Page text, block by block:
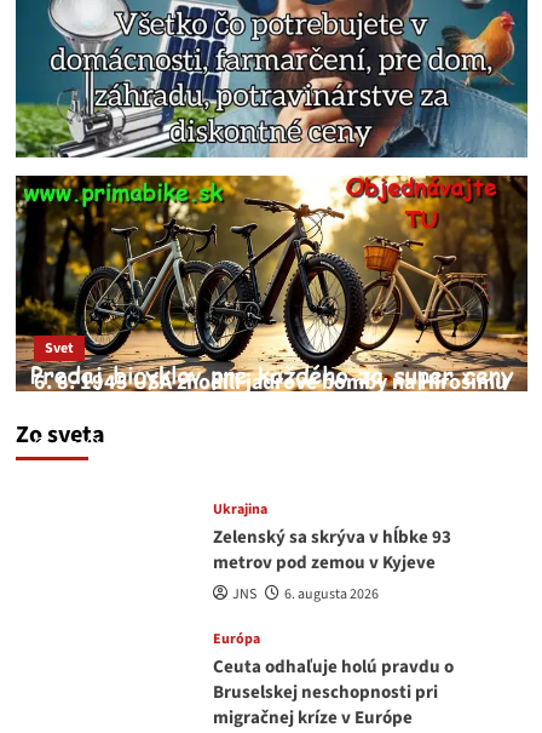
Zo sveta
Svet
6. 8. 1945 USA zhodili jadrové bomby na Hirošimu
JNS
Ukrajina
Zelenský sa skrýva v hĺbke 93
metrov pod zemou v Kyjeve
JNS 6. augusta 2026
Európa
Ceuta odhaľuje holú pravdu o
Bruselskej neschopnosti pri
migračnej kríze v Európe